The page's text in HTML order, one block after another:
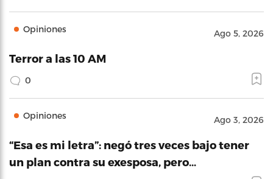
Opiniones Ago 5, 2026
Terror a las 10 AM
0
Opiniones Ago 3, 2026
“Esa es mi letra”: negó tres veces bajo tener
un plan contra su exesposa, pero…